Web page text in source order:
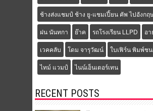
ช้างส่งแชมป์ ช้าง ยู-แชมเปี้ยน คัพ ไปอังกฤ
ฝน นันทกา ย๊าค รถโรงเรียน LLPD อ
เวคคลับ โดม จารุวัฒน์ ใบเฟิร์น พิมพ์ช
ไทม์ แวมป์ ไนน์เอ็นเตอร์เทน
RECENT POSTS